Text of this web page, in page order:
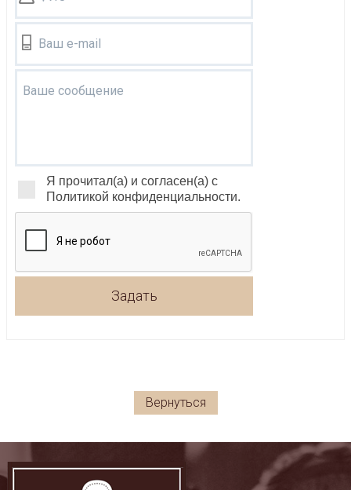
Ваш e-mail
Ваше сообщение
Я прочитал(а) и согласен(а) с
Политикой конфиденциальности.
Задать
Вернуться